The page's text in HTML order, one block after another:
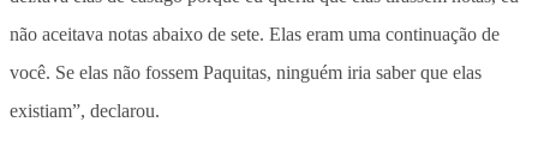
não aceitava notas abaixo de sete. Elas eram uma continuação de
você. Se elas não fossem Paquitas, ninguém iria saber que elas
existiam”, declarou.